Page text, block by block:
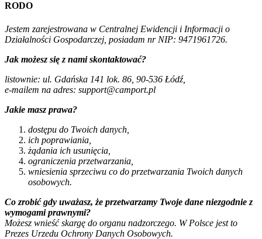
RODO
Jestem zarejestrowana w Centralnej Ewidencji i Informacji o
Działalności Gospodarczej, posiadam nr NIP: 9471961726.
Jak możesz się z nami skontaktować?
listownie: ul. Gdańska 141 lok. 86, 90-536 Łódź,
e-mailem na adres: support@camport.pl
Jakie masz prawa?
dostępu do Twoich danych,
ich poprawiania,
żądania ich usunięcia,
ograniczenia przetwarzania,
wniesienia sprzeciwu co do przetwarzania Twoich danych
osobowych.
Co zrobić gdy uważasz, że przetwarzamy Twoje dane niezgodnie z
wymogami prawnymi?
Możesz wnieść skargę do organu nadzorczego. W Polsce jest to
Prezes Urzedu Ochrony Danych Osobowych.